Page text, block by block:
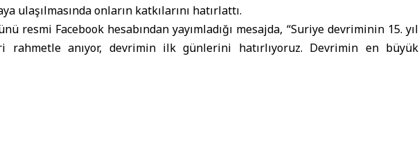
ulaşılmasında onların katkılarını hatırlattı.
resmi Facebook hesabından yayımladığı mesajda, “Suriye devriminin 15. yıl
rahmetle anıyor, devrimin ilk günlerini hatırlıyoruz. Devrimin en büyük